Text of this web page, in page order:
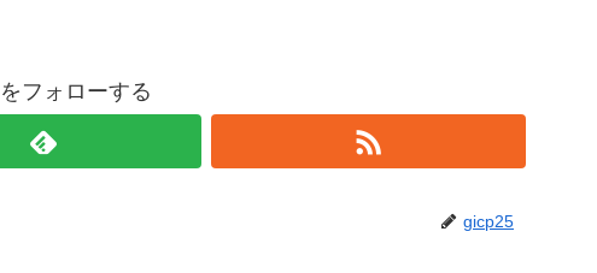
フォローする
gicp25